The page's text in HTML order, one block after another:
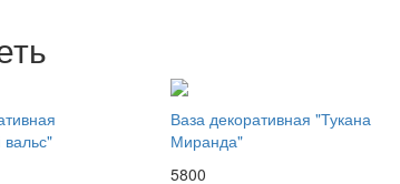
Ваза декоративная "Тукана
Миранда"
5800